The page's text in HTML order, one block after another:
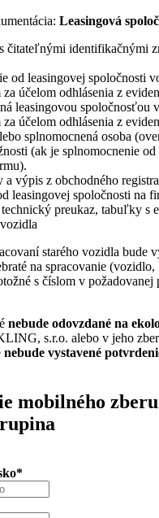
Leasingová
čitateľnými identifikačnými
od leasingovej spoločnosti
účelom odhlásenia z
leasingovou spoločnosťou
účelom odhlásenia z
splnomocnená osoba
(ak je splnomocnenie od
a výpis z obchodného
leasingovej spoločnosti na
preukaz, tabuľky s
starého vozidla bude
na spracovanie
s číslom v požadovanej
nebude odovzdané na
s.r.o. alebo v jeho
nebude vystavené
mobilného
*